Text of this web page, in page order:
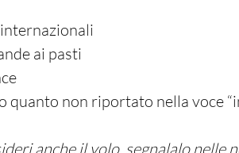
ai pasti
quanto non riportato nella voce
anche il volo, segnalalo